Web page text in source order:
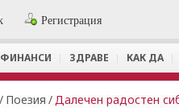
Регистрация
ФИНАНСИ ЗДРАВЕ КАК ДА
/ Поезия /Далечен радостен